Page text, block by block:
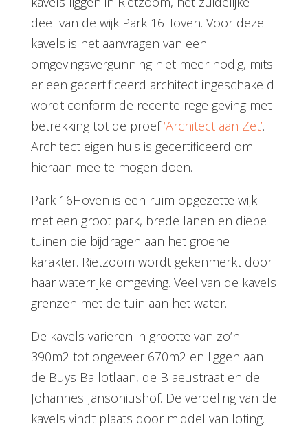
deel van de wijk Park 16Hoven. Voor deze
kavels is het aanvragen van een
omgevingsvergunning niet meer nodig, mits
ereen gecertificeerd architect ingeschakeld
wordt conform de recente regelgeving met
betrekking tot de proef‘Architect aan Zet’.
Architect eigen huis is gecertificeerd om
hieraan mee te mogen doen.
Park 16Hoven is een ruim opgezette wijk
met een groot park, brede lanen en diepe
tuinen die bijdragen aan het groene
karakter. Rietzoom wordt gekenmerkt door
haar waterrijke omgeving. Veel van de kavels
grenzen met de tuin aan het water.
De kavels variëren in grootte van zo’n
390m2 tot ongeveer 670m2 en liggen aan
de Buys Ballotlaan, de Blaeustraat en de
Johannes Jansoniushof. De verdeling van de
kavels vindt plaats door middel van loting.